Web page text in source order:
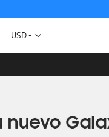
Moneda
USD -